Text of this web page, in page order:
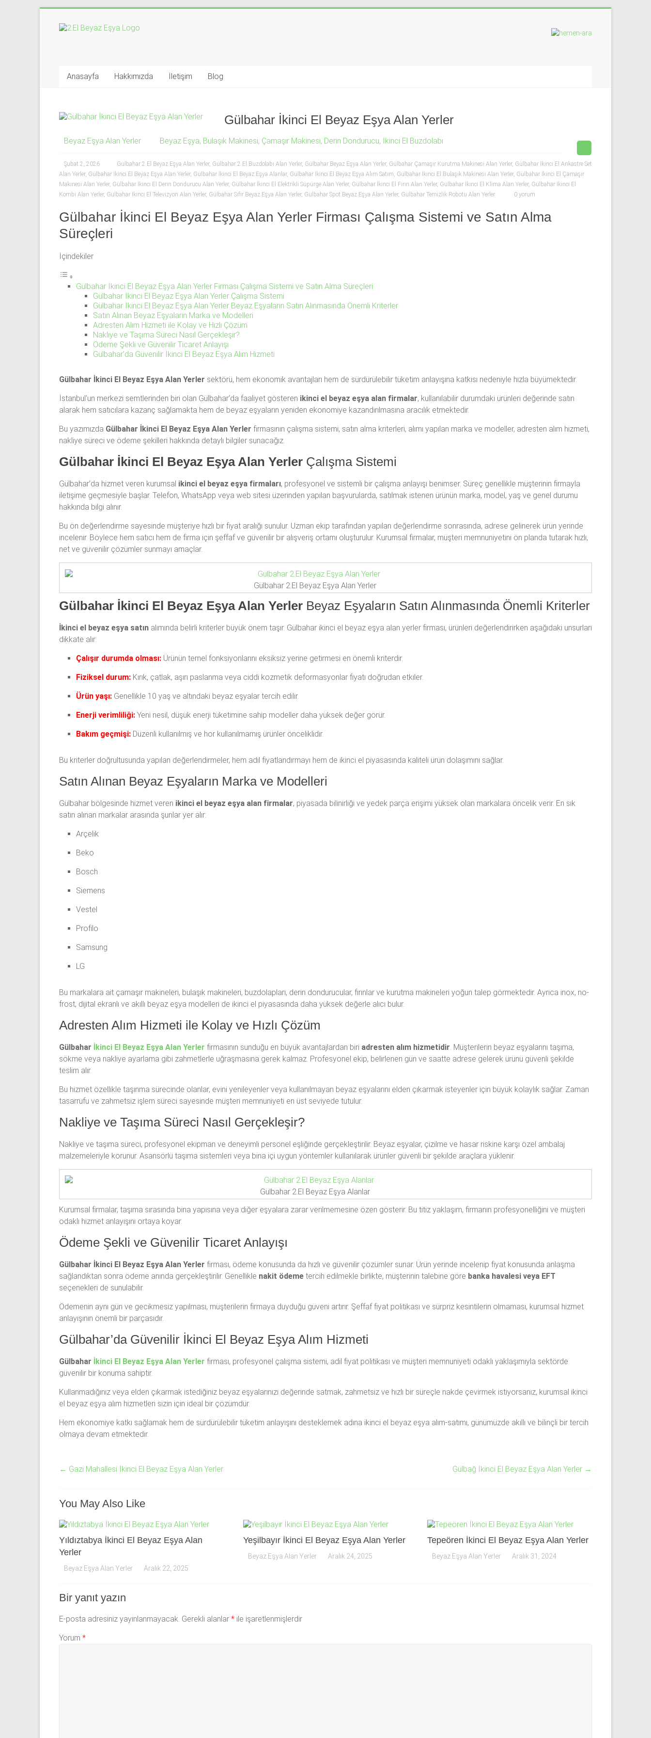
contentİkinci
Beyaz
Alan
0
543
592
53
50
İkinci
beyaz
buzdolabı,
çamaşır
makinesi,
dondurucu,
klima
ve
alınır.
Anasayfa Hakkımızda İletişim Blog
Gülbahar İkinci El Beyaz Eşya Alan Yerler
Beyaz Eşya Alan Yerler Beyaz Eşya, Bulaşık Makinesi, Çamaşır Makinesi, Derin Dondurucu, İkinci El Buzdolabı
Şubat 2, 2026 Gülbahar 2.El Beyaz Eşya Alan Yerler, Gülbahar 2.El Buzdolabı Alan Yerler, Gülbahar Beyaz Eşya Alan Yerler, Gülbahar Çamaşır Kurutma Makinesi Alan Yerler, Gülbahar İkinci El Ankastre Set
Alan Yerler, Gülbahar İkinci El Beyaz Eşya Alan Yerler, Gülbahar İkinci El Beyaz Eşya Alanlar, Gülbahar İkinci El Beyaz Eşya Alım Satım, Gülbahar İkinci El Bulaşık Makinesi Alan Yerler, Gülbahar İkinci El Çamaşır
Makinesi Alan Yerler, Gülbahar İkinci El Derin Dondurucu Alan Yerler, Gülbahar İkinci El Elektrikli Süpürge Alan Yerler, Gülbahar İkinci El Fırın Alan Yerler, Gülbahar İkinci El Klima Alan Yerler, Gülbahar İkinci El
Kombi Alan Yerler, Gülbahar İkinci El Televizyon Alan Yerler, Gülbahar Sıfır Beyaz Eşya Alan Yerler, Gülbahar Spot Beyaz Eşya Alan Yerler, Gülbahar Temizlik Robotu Alan Yerler 0 yorum
Gülbahar İkinci El Beyaz Eşya Alan Yerler Firması Çalışma Sistemi ve Satın Alma
Süreçleri
İçindekiler
Gülbahar İkinci El Beyaz Eşya Alan Yerler Firması Çalışma Sistemi ve Satın Alma Süreçleri
Gülbahar İkinci El Beyaz Eşya Alan Yerler Çalışma Sistemi
Gülbahar İkinci El Beyaz Eşya Alan Yerler Beyaz Eşyaların Satın Alınmasında Önemli Kriterler
Satın Alınan Beyaz Eşyaların Marka ve Modelleri
Adresten Alım Hizmeti ile Kolay ve Hızlı Çözüm
Nakliye ve Taşıma Süreci Nasıl Gerçekleşir?
Ödeme Şekli ve Güvenilir Ticaret Anlayışı
Gülbahar’da Güvenilir İkinci El Beyaz Eşya Alım Hizmeti
Gülbahar İkinci El Beyaz Eşya Alan Yerler sektörü, hem ekonomik avantajları hem de sürdürülebilir tüketim anlayışına katkısı nedeniyle hızla büyümektedir.
İstanbul’un merkezi semtlerinden biri olan Gülbahar’da faaliyet gösteren ikinci el beyaz eşya alan firmalar, kullanılabilir durumdaki ürünleri değerinde satın
alarak hem satıcılara kazanç sağlamakta hem de beyaz eşyaların yeniden ekonomiye kazandırılmasına aracılık etmektedir.
Bu yazımızda Gülbahar İkinci El Beyaz Eşya Alan Yerler firmasının çalışma sistemi, satın alma kriterleri, alımı yapılan marka ve modeller, adresten alım hizmeti,
nakliye süreci ve ödeme şekilleri hakkında detaylı bilgiler sunacağız.
Gülbahar İkinci El Beyaz Eşya Alan Yerler Çalışma Sistemi
Gülbahar’da hizmet veren kurumsal ikinci el beyaz eşya firmaları, profesyonel ve sistemli bir çalışma anlayışı benimser. Süreç genellikle müşterinin firmayla
iletişime geçmesiyle başlar. Telefon, WhatsApp veya web sitesi üzerinden yapılan başvurularda, satılmak istenen ürünün marka, model, yaş ve genel durumu
hakkında bilgi alınır.
Bu ön değerlendirme sayesinde müşteriye hızlı bir fiyat aralığı sunulur. Uzman ekip tarafından yapılan değerlendirme sonrasında, adrese gelinerek ürün yerinde
incelenir. Böylece hem satıcı hem de firma için şeffaf ve güvenilir bir alışveriş ortamı oluşturulur. Kurumsal firmalar, müşteri memnuniyetini ön planda tutarak hızlı,
net ve güvenilir çözümler sunmayı amaçlar.
Gülbahar 2.El Beyaz Eşya Alan Yerler
Gülbahar İkinci El Beyaz Eşya Alan Yerler Beyaz Eşyaların Satın Alınmasında Önemli Kriterler
İkinci el beyaz eşya satın alımında belirli kriterler büyük önem taşır. Gülbahar ikinci el beyaz eşya alan yerler firması, ürünleri değerlendirirken aşağıdaki unsurları
dikkate alır:
Çalışır durumda olması: Ürünün temel fonksiyonlarını eksiksiz yerine getirmesi en önemli kriterdir.
Fiziksel durum: Kırık, çatlak, aşırı paslanma veya ciddi kozmetik deformasyonlar fiyatı doğrudan etkiler.
Ürün yaşı: Genellikle 10 yaş ve altındaki beyaz eşyalar tercih edilir.
Enerji verimliliği: Yeni nesil, düşük enerji tüketimine sahip modeller daha yüksek değer görür.
Bakım geçmişi: Düzenli kullanılmış ve hor kullanılmamış ürünler önceliklidir.
Bu kriterler doğrultusunda yapılan değerlendirmeler, hem adil fiyatlandırmayı hem de ikinci el piyasasında kaliteli ürün dolaşımını sağlar.
Satın Alınan Beyaz Eşyaların Marka ve Modelleri
Gülbahar bölgesinde hizmet veren ikinci el beyaz eşya alan firmalar, piyasada bilinirliği ve yedek parça erişimi yüksek olan markalara öncelik verir. En sık
satın alınan markalar arasında şunlar yer alır:
Arçelik
Beko
Bosch
Siemens
Vestel
Profilo
Samsung
LG
Bu markalara ait çamaşır makineleri, bulaşık makineleri, buzdolapları, derin dondurucular, fırınlar ve kurutma makineleri yoğun talep görmektedir. Ayrıca inox, no-
frost, dijital ekranlı ve akıllı beyaz eşya modelleri de ikinci el piyasasında daha yüksek değerle alıcı bulur.
Adresten Alım Hizmeti ile Kolay ve Hızlı Çözüm
Gülbahar İkinci El Beyaz Eşya Alan Yerler firmasının sunduğu en büyük avantajlardan biri adresten alım hizmetidir . Müşterilerin beyaz eşyalarını taşıma,
sökme veya nakliye ayarlama gibi zahmetlerle uğraşmasına gerek kalmaz. Profesyonel ekip, belirlenen gün ve saatte adrese gelerek ürünü güvenli şekilde
teslim alır.
Bu hizmet özellikle taşınma sürecinde olanlar, evini yenileyenler veya kullanılmayan beyaz eşyalarını elden çıkarmak isteyenler için büyük kolaylık sağlar. Zaman
tasarrufu ve zahmetsiz işlem süreci sayesinde müşteri memnuniyeti en üst seviyede tutulur.
Nakliye ve Taşıma Süreci Nasıl Gerçekleşir?
Nakliye ve taşıma süreci, profesyonel ekipman ve deneyimli personel eşliğinde gerçekleştirilir. Beyaz eşyalar, çizilme ve hasar riskine karşı özel ambalaj
malzemeleriyle korunur. Asansörlü taşıma sistemleri veya bina içi uygun yöntemler kullanılarak ürünler güvenli bir şekilde araçlara yüklenir.
Gülbahar 2.El Beyaz Eşya Alanlar
Kurumsal firmalar, taşıma sırasında bina yapısına veya diğer eşyalara zarar verilmemesine özen gösterir. Bu titiz yaklaşım, firmanın profesyonelliğini ve müşteri
odaklı hizmet anlayışını ortaya koyar.
Ödeme Şekli ve Güvenilir Ticaret Anlayışı
Gülbahar İkinci El Beyaz Eşya Alan Yerler firması, ödeme konusunda da hızlı ve güvenilir çözümler sunar. Ürün yerinde incelenip fiyat konusunda anlaşma
sağlandıktan sonra ödeme anında gerçekleştirilir. Genellikle nakit ödeme tercih edilmekle birlikte, müşterinin talebine göre banka havalesi veya EFT
seçenekleri de sunulabilir.
Ödemenin aynı gün ve gecikmesiz yapılması, müşterilerin firmaya duyduğu güveni artırır. Şeffaf fiyat politikası ve sürpriz kesintilerin olmaması, kurumsal hizmet
anlayışının önemli bir parçasıdır.
Gülbahar’da Güvenilir İkinci El Beyaz Eşya Alım Hizmeti
Gülbahar İkinci El Beyaz Eşya Alan Yerler firması, profesyonel çalışma sistemi, adil fiyat politikası ve müşteri memnuniyeti odaklı yaklaşımıyla sektörde
güvenilir bir konuma sahiptir.
Kullanmadığınız veya elden çıkarmak istediğiniz beyaz eşyalarınızı değerinde satmak, zahmetsiz ve hızlı bir süreçle nakde çevirmek istiyorsanız, kurumsal ikinci
el beyaz eşya alım hizmetleri sizin için ideal bir çözümdür.
Hem ekonomiye katkı sağlamak hem de sürdürülebilir tüketim anlayışını desteklemek adına ikinci el beyaz eşya alım-satımı, günümüzde akıllı ve bilinçli bir tercih
olmaya devam etmektedir.
← Gazi Mahallesi İkinci El Beyaz Eşya Alan Yerler Gülbağ İkinci El Beyaz Eşya Alan Yerler →
You May Also Like
Yıldıztabya İkinci El Beyaz Eşya Alan
Yerler
Beyaz Eşya Alan Yerler Aralık 22, 2025
Yeşilbayır İkinci El Beyaz Eşya Alan Yerler
Beyaz Eşya Alan Yerler Aralık 24, 2025
Tepeören İkinci El Beyaz Eşya Alan Yerler
Beyaz Eşya Alan Yerler Aralık 31, 2024
Bir yanıt yazın
E-posta adresiniz yayınlanmayacak. Gerekli alanlar * ile işaretlenmişlerdir
Yorum *